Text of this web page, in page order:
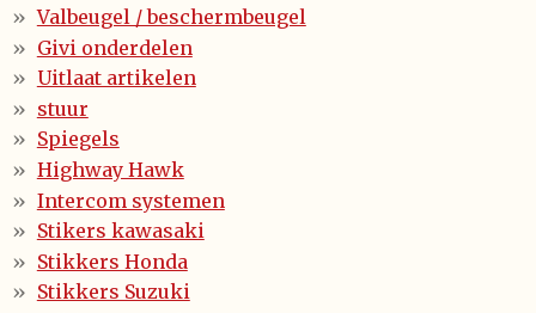
Valbeugel / beschermbeugel
Givi onderdelen
Uitlaat artikelen
stuur
Spiegels
Highway Hawk
Intercom systemen
Stikers kawasaki
Stikkers Honda
Stikkers Suzuki